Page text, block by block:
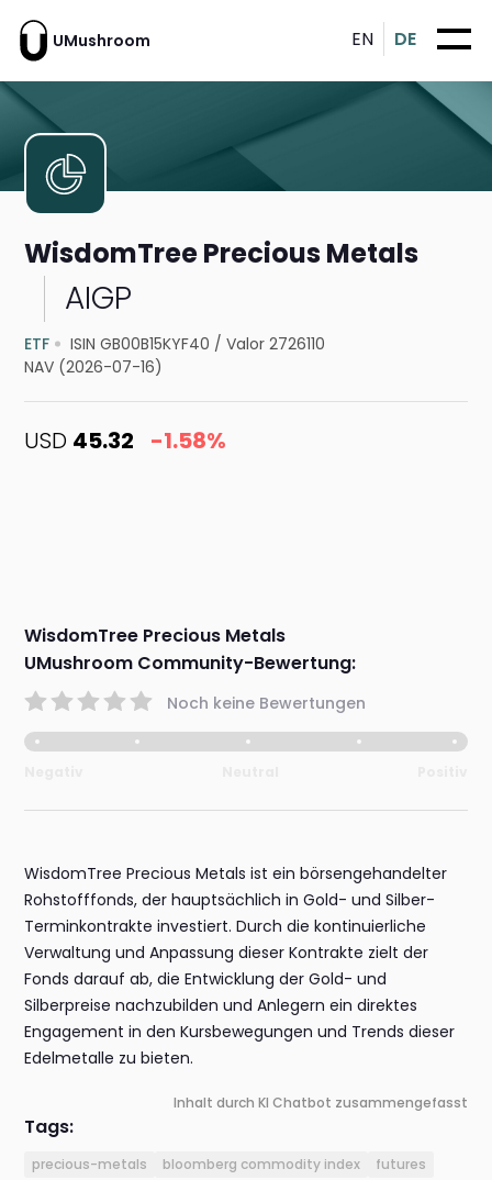
UMushroom EN DE
WisdomTree Precious Metals
AIGP
ETF ISIN GB00B15KYF40 /Valor 2726110
NAV (2026-07-16)
USD 45.32 -1.58%
WisdomTree Precious Metals
UMushroom Community-Bewertung:
Noch keine Bewertungen
WisdomTree Precious Metals ist ein börsengehandelter
Rohstofffonds, der hauptsächlich in Gold- und Silber-
Terminkontrakte investiert. Durch die kontinuierliche
Verwaltung und Anpassung dieser Kontrakte zielt der
Fonds darauf ab, die Entwicklung der Gold- und
Silberpreise nachzubilden und Anlegern ein direktes
Engagement in den Kursbewegungen und Trends dieser
Edelmetalle zu bieten.
Inhalt durch KI Chatbot zusammengefasst
Tags:
precious-metals bloomberg commodity index futures